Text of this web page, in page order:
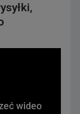
wideo